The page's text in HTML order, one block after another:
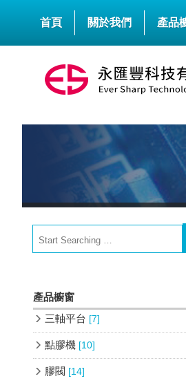
首頁 關於我們 產品
產品櫥窗
三軸平台 [7]
點膠機 [10]
膠閥 [14]